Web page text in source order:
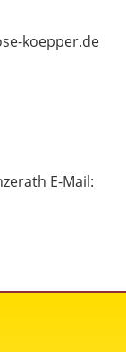
koepper.de
E-Mail: